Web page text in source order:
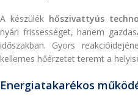
A készülék hőszivattyús
nyári frissességet, hanem
időszakban. Gyors
kellemes hőérzetet teremt a
Energiatakarékos